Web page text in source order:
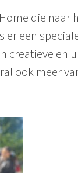
die naar
er een
creatieve en
ook meer